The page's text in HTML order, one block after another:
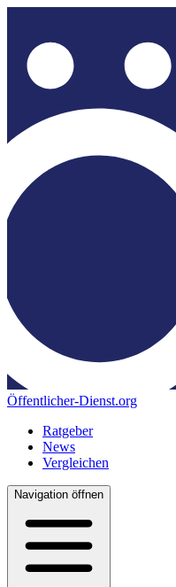
Öffentlicher-Dienst.org
Ratgeber
News
Vergleichen
Navigation öffnen